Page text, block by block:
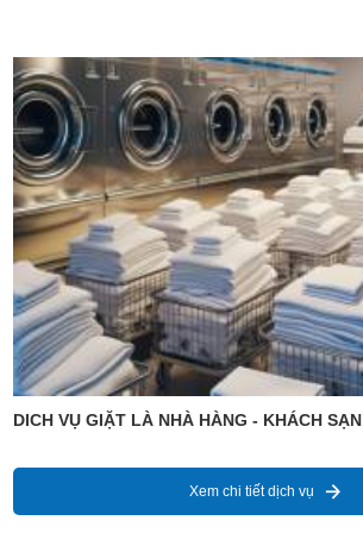
DICH VỤ GIẶT LÀ NHÀ HÀNG - KHÁCH SẠN
Xem chi tiết dịch vụ